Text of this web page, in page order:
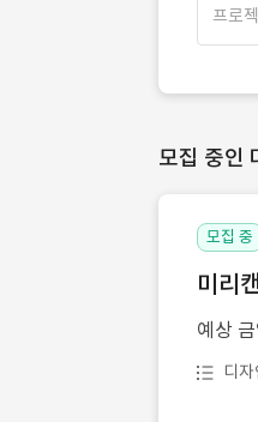
프로
모집 중인
모집 중
미리
예상
디자